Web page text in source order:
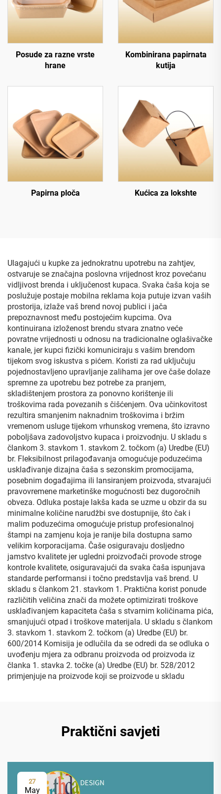
Posude za razne vrste
hrane
Kombinirana papirnata
kutija
Papirna ploča Kućica za lokshte
Ulagajući u kupke za jednokratnu upotrebu na zahtjev,
ostvaruje se značajna poslovna vrijednost kroz povećanu
vidljivost brenda i uključenost kupaca. Svaka čaša koja se
poslužuje postaje mobilna reklama koja putuje izvan vaših
prostorija, izlaže vaš brend novoj publici i jača
prepoznavnost među postojećim kupcima. Ova
kontinuirana izloženost brendu stvara znatno veće
povratne vrijednosti u odnosu na tradicionalne oglašivačke
kanale, jer kupci fizički komuniciraju s vašim brendom
tijekom svog iskustva s pićem. Koristi za rad uključuju
pojednostavljeno upravljanje zalihama jer ove čaše dolaze
spremne za upotrebu bez potrebe za pranjem,
skladištenjem prostora za ponovno korištenje ili
troškovima rada povezanih s čišćenjem. Ova učinkovitost
rezultira smanjenim naknadnim troškovima i bržim
vremenom usluge tijekom vrhunskog vremena, što izravno
poboljšava zadovoljstvo kupaca i proizvodnju. U skladu s
člankom 3. stavkom 1. stavkom 2. točkom (a) Uredbe (EU)
br. Fleksibilnost prilagođavanja omogućuje poduzećima
usklađivanje dizajna čaša s sezonskim promocijama,
posebnim događajima ili lansiranjem proizvoda, stvarajući
pravovremene marketinške mogućnosti bez dugoročnih
obveza. Odluka postaje lakša kada se uzme u obzir da su
minimalne količine narudžbi sve dostupnije, što čak i
malim poduzećima omogućuje pristup profesionalnoj
štampi na zamjenu koja je ranije bila dostupna samo
velikim korporacijama. Čaše osiguravaju dosljedno
jamstvo kvalitete jer ugledni proizvođači provode stroge
kontrole kvalitete, osiguravajući da svaka čaša ispunjava
standarde performansi i točno predstavlja vaš brend. U
skladu s člankom 21. stavkom 1. Praktična korist ponude
različitih veličina znači da možete optimizirati troškove
usklađivanjem kapaciteta čaša s stvarnim količinama pića,
smanjujući otpad i troškove materijala. U skladu s člankom
3. stavkom 1. stavkom 2. točkom (a) Uredbe (EU) br.
600/2014 Komisija je odlučila da se odredi da se odluka o
uvođenju mjera za odbranu proizvoda od proizvoda iz
članka 1. stavka 2. točke (a) Uredbe (EU) br. 528/2012
primjenjuje na proizvode koji se proizvode u skladu
Praktični savjeti
27
May